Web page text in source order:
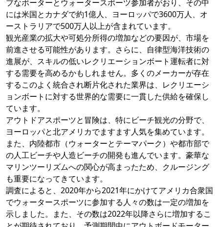
ブなボーターとウォータースポーツ参加者がおり、その中
には米国とカナダで約1億人、ヨーロッパで3600万人、オ
ーストラリアで500万人以上が含まれています。
観光産業の拡大や可処分所得の増加などの要因が、市場を
前進させる可能性があります。さらに、自律型海洋技術の
進展が、スキルの低いレクリエーションボート運転者に対
する需要を高めるかもしれません。多くのメーカーが存在
するこのよく統合され断片化された業界は、レクリエーシ
ョンボートに対する世界的な需要に一貫した供給を確保し
ています。
アウトドアスポーツと冒険は、特にビーチ観光の分野で、
ヨーロッパと北アメリカでますます人気を集めています。
また、内陸都市（ウォーターとテーマパーク）や都市部で
の人工ビーチや人造ビーチの開発も進んでいます。豪華な
マリンツーリズムへの関心が高まったため、クルージング
も重要になってきています。
調査によると、2020年から2021年にかけてアメリカ合衆国
でウォータースポーツに参加する人々の数は一定の増加を
示しました。また、その数は2022年以降さらに増加するこ